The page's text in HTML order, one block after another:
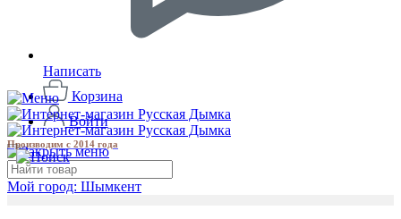
Написать
Корзина
Войти
Производим с 2014 года
Мой город: Шымкент